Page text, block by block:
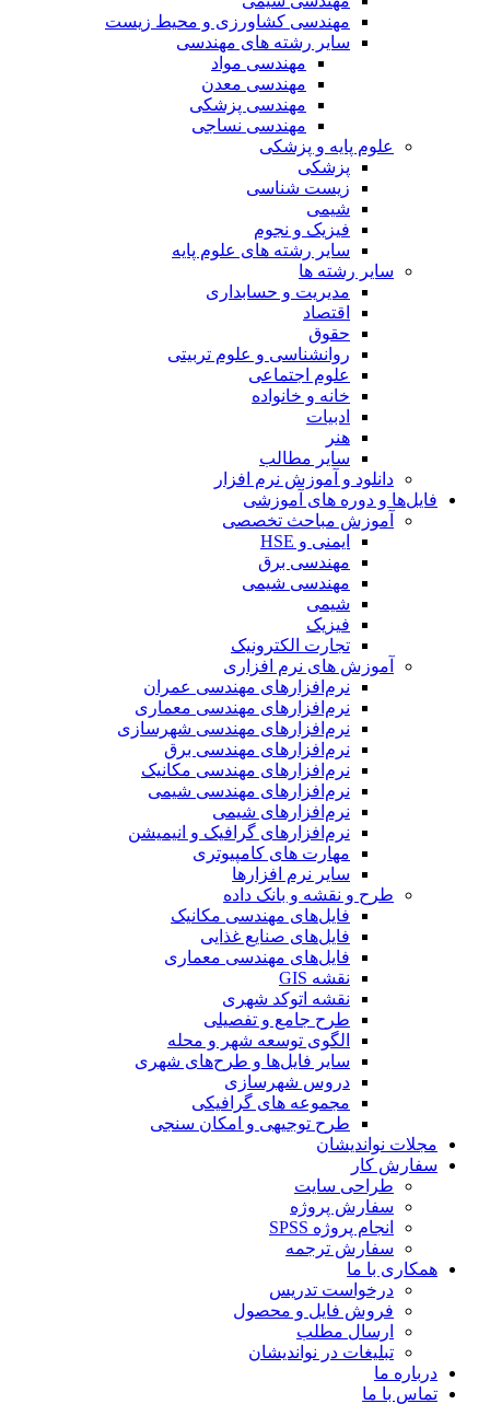
مهندسی کشاورزی و محیط زیست
سایر رشته های مهندسی
مهندسی مواد
مهندسی معدن
مهندسی پزشکی
مهندسی نساجی
علوم پایه و پزشکی
پزشکی
زیست شناسی
شیمی
فیزیک و نجوم
سایر رشته های علوم پایه
سایر رشته ها
مدیریت و حسابداری
اقتصاد
حقوق
روانشناسی و علوم تربیتی
علوم اجتماعی
خانه و خانواده
ادبیات
هنر
سایر مطالب
دانلود و آموزش نرم افزار
فایل‌ها و دوره های آموزشی
آموزش مباحث تخصصی
ایمنی و HSE
مهندسی برق
مهندسی شیمی
شیمی
فیزیک
تجارت الکترونیک
آموزش های نرم افزاری
نرم‌افزارهای مهندسی عمران
نرم‌افزارهای مهندسی معماری
نرم‌افزارهای مهندسی شهرسازی
نرم‌افزارهای مهندسی برق
نرم‌افزارهای مهندسی مکانیک
نرم‌افزارهای مهندسی شیمی
نرم‌افزارهای شیمی
نرم‌افزارهای گرافیک و انیمیشن
مهارت های کامپیوتری
سایر نرم افزارها
طرح و نقشه و بانک داده
فایل‌های مهندسی مکانیک
فایل‌های صنایع غذایی
فایل‌های مهندسی معماری
نقشه GIS
نقشه اتوکد شهری
طرح جامع و تفصیلی
الگوی توسعه شهر و محله
سایر فایل‌ها و طرح‌های شهری
دروس شهرسازی
مجموعه های گرافیکی
طرح توجیهی و امکان سنجی
مجلات نواندیشان
سفارش کار
طراحی سایت
سفارش پروژه
انجام پروژه SPSS
سفارش ترجمه
همکاری با ما
درخواست تدریس
فروش فایل و محصول
ارسال مطلب
تبلیغات در نواندیشان
درباره ما
تماس با ما